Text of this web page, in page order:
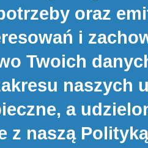
oraz
i
Twoich
naszych
a
z naszą